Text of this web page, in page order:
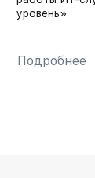
уровень»
Подробнее